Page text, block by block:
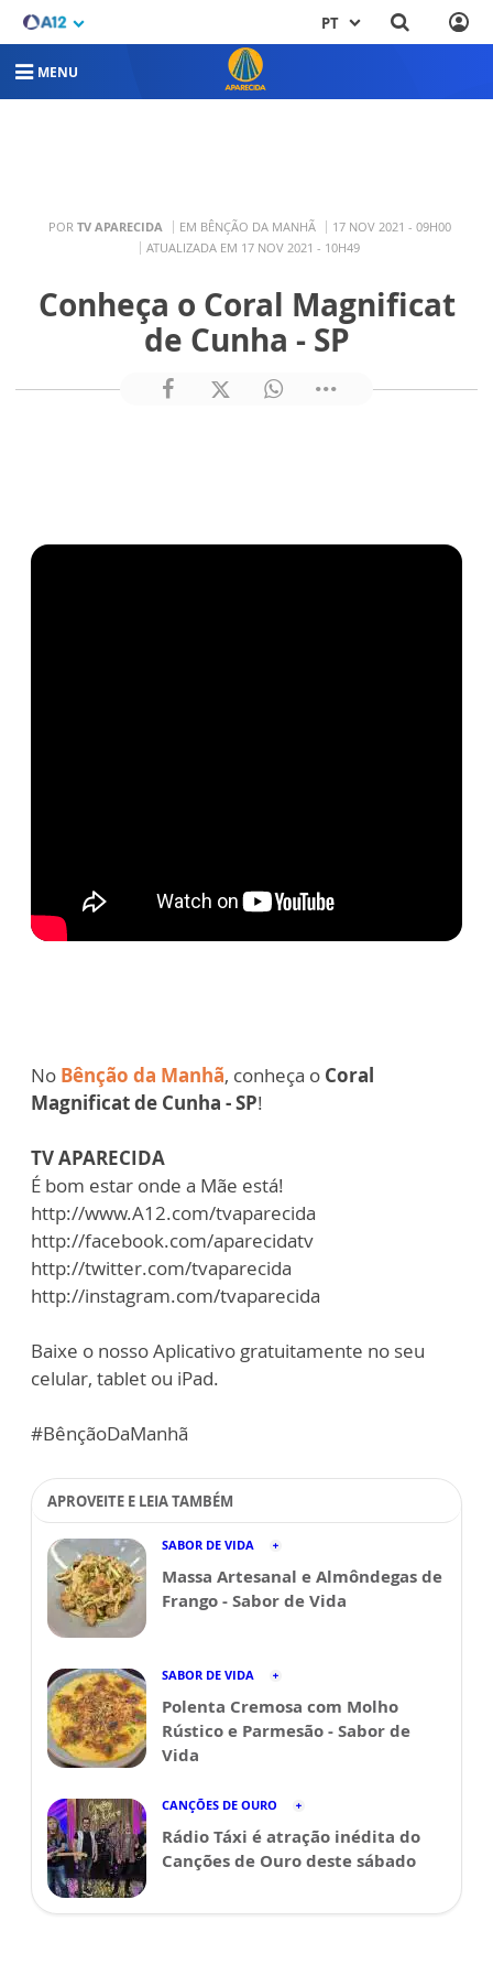
PT
MENU
POR TV APARECIDA EM BÊNÇÃO DA MANHÃ
17 NOV 2021 - 09H00
ATUALIZADA EM 17 NOV 2021 - 10H49
Conheça o Coral Magnificat
de Cunha - SP
No Bênção da Manhã, conheça o Coral
Magnificat de Cunha - SP!
TV APARECIDA
É bom estar onde a Mãe está!
http://www.A12.com/tvaparecida
http://facebook.com/aparecidatv
http://twitter.com/tvaparecida
http://instagram.com/tvaparecida
Baixe o nosso Aplicativo gratuitamente no seu
celular, tablet ou iPad.
#BênçãoDaManhã
APROVEITE E LEIA TAMBÉM
SABOR DE VIDA
Massa Artesanal e Almôndegas de
Frango - Sabor de Vida
SABOR DE VIDA
Polenta Cremosa com Molho
Rústico e Parmesão - Sabor de
Vida
CANÇÕES DE OURO
Rádio Táxi é atração inédita do
Canções de Ouro deste sábado